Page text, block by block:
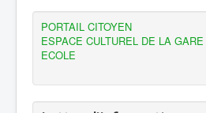
PORTAIL CITOYEN
ESPACE CULTUREL DE LA GARE
ECOLE